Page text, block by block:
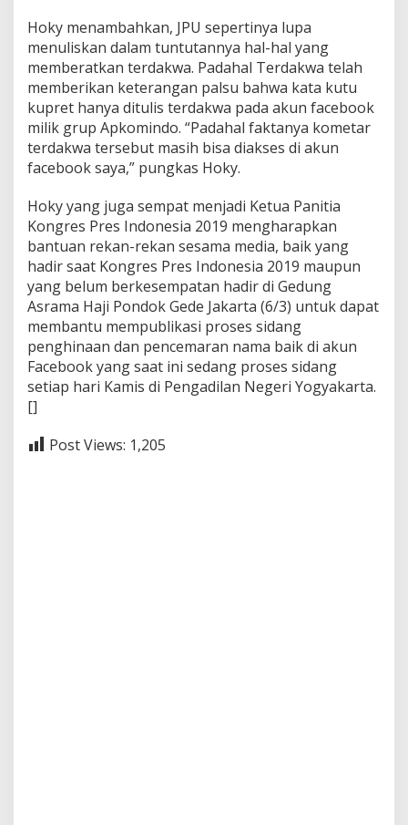
Hoky menambahkan, JPU sepertinya lupa
menuliskan dalam tuntutannya hal-hal yang
memberatkan terdakwa. Padahal Terdakwa telah
memberikan keterangan palsu bahwa kata kutu
kupret hanya ditulis terdakwa pada akun facebook
milik grup Apkomindo. “Padahal faktanya kometar
terdakwa tersebut masih bisa diakses di akun
facebook saya,” pungkas Hoky.
Hoky yang juga sempat menjadi Ketua Panitia
Kongres Pres Indonesia 2019 mengharapkan
bantuan rekan-rekan sesama media, baik yang
hadir saat Kongres Pres Indonesia 2019 maupun
yang belum berkesempatan hadir di Gedung
Asrama Haji Pondok Gede Jakarta (6/3) untuk dapat
membantu mempublikasi proses sidang
penghinaan dan pencemaran nama baik di akun
Facebook yang saat ini sedang proses sidang
setiap hari Kamis di Pengadilan Negeri Yogyakarta.
[]
Post Views: 1,205